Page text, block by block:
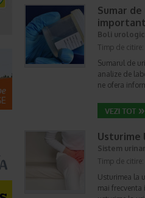
Sumar
Boli
Timp de citire:
Sumarul de
analize de
ne ofera
Usturime
Sistem urinar
Timp de citire:
Usturimea la
mai frecventa